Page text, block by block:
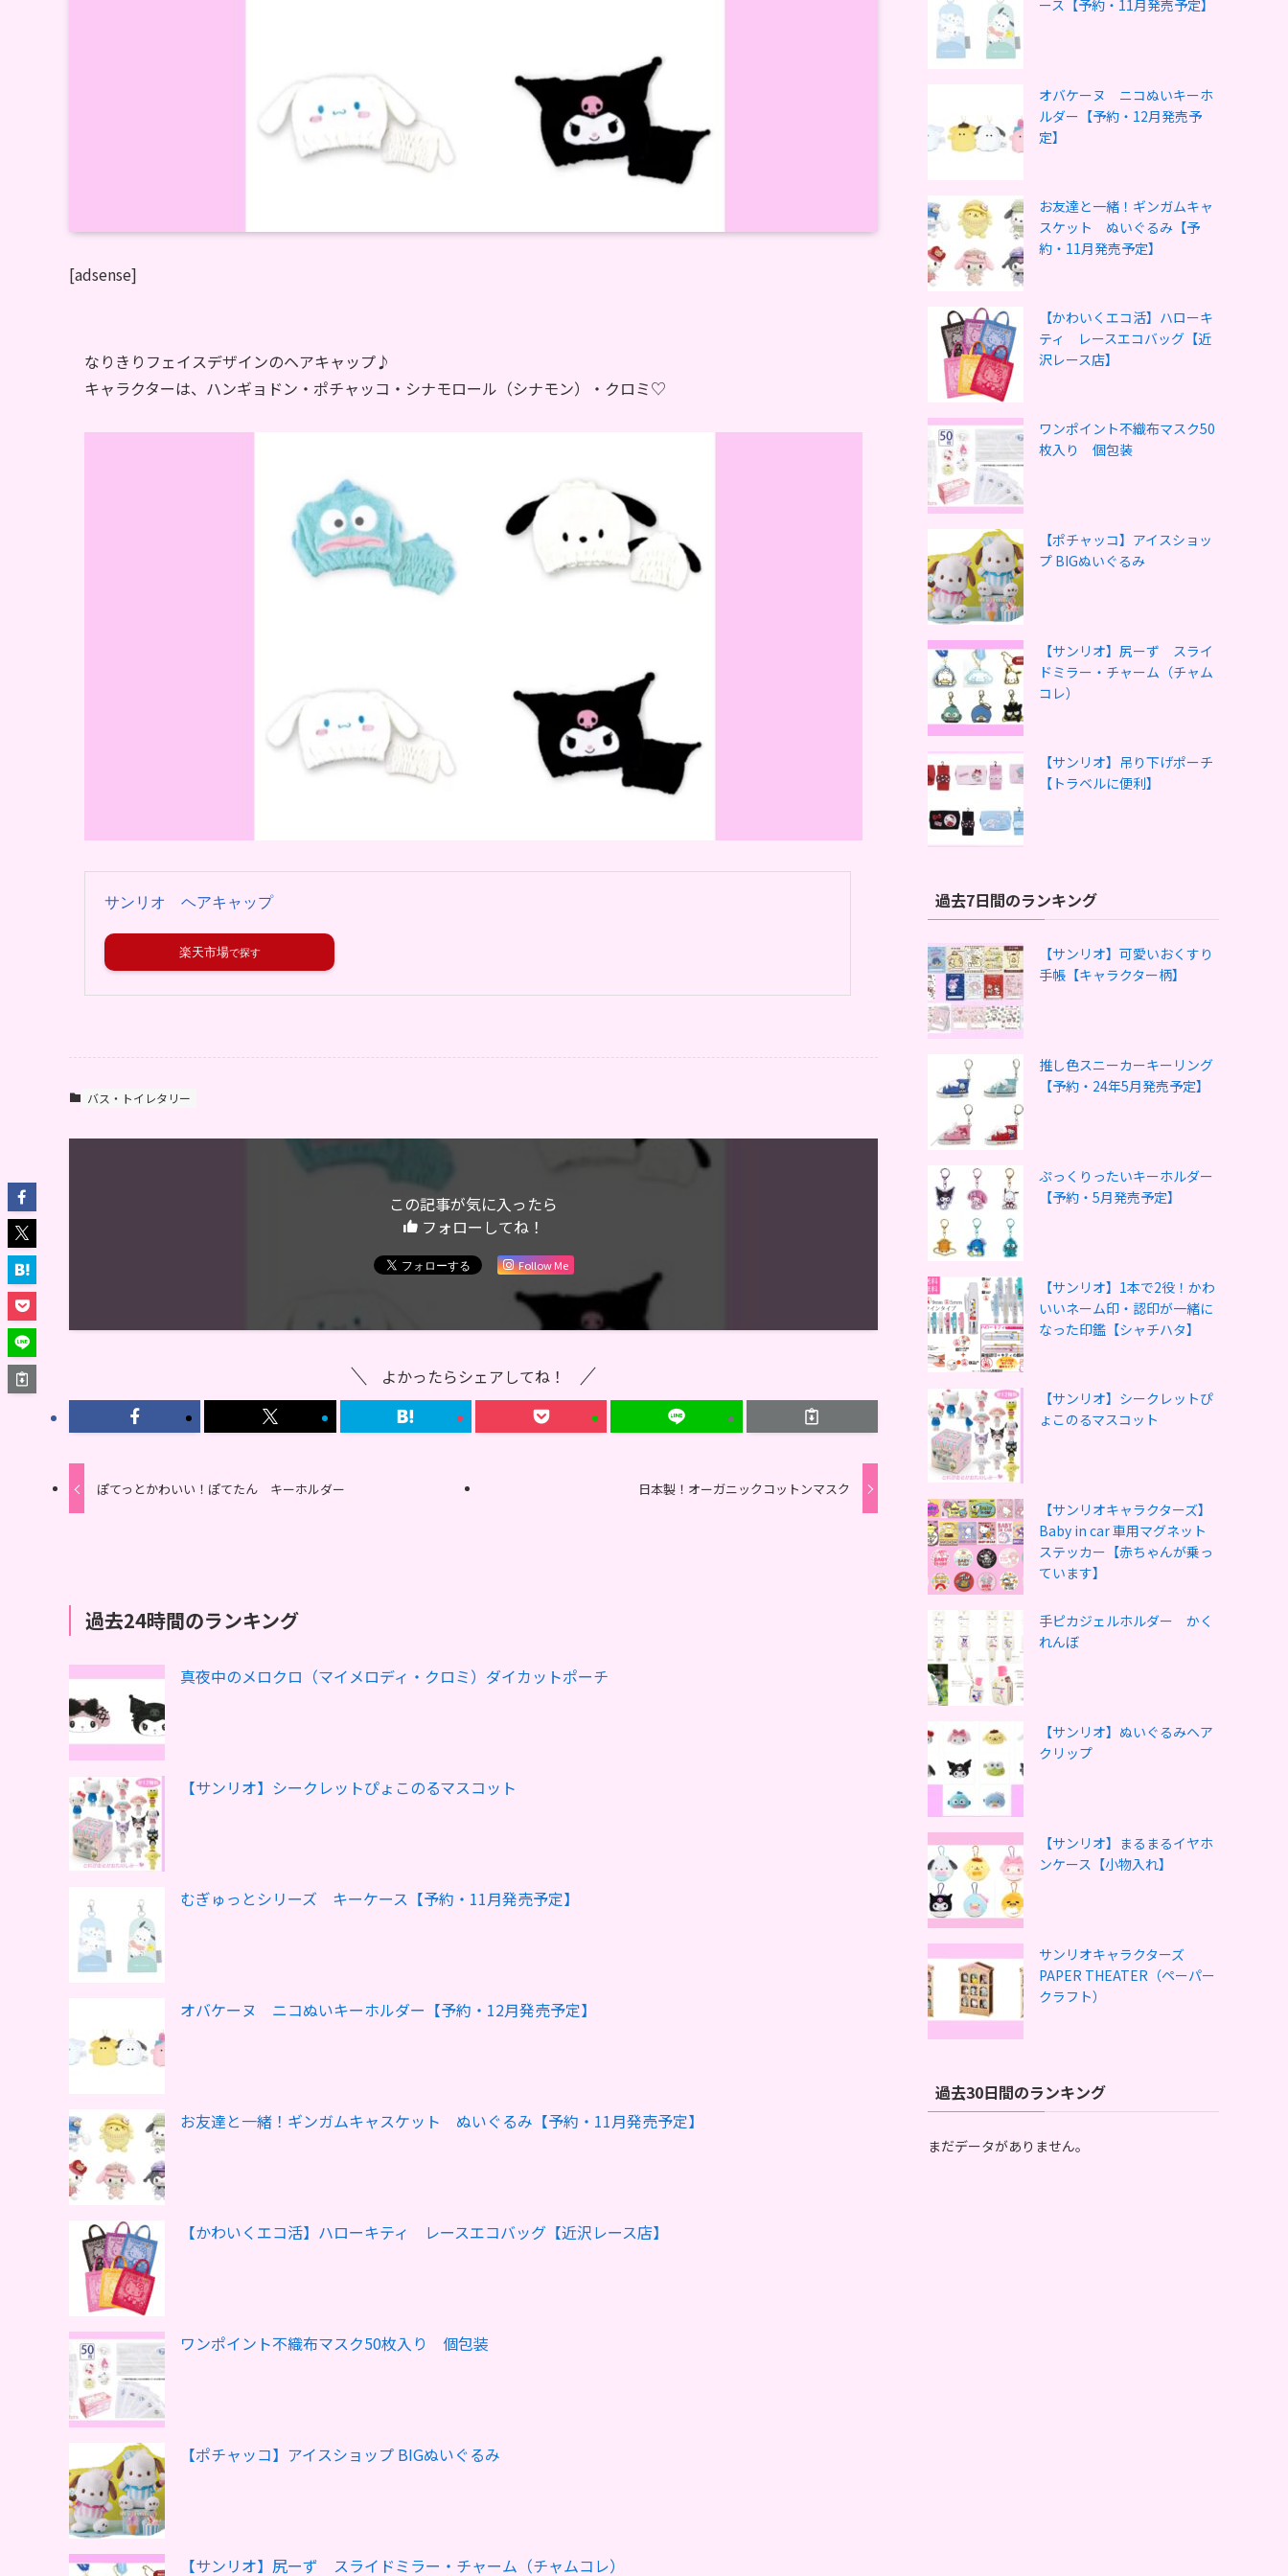
[adsense]
なりきりフェイスデザインのヘアキャップ♪
キャラクターは、ハンギョドン・ポチャッコ・シナモロール（シナモン）・クロミ♡
サンリオ ヘアキャップ
楽天市場
バス・トイレタリー
この記事が気に入ったら
フォローしてね！
Follow Me
よかったらシェアしてね！
ぽてっとかわいい！ぽてたん キーホルダー 日本製！オーガニックコットンマスク
過去24時間のランキング
真夜中のメロクロ（マイメロディ・クロミ）ダイカットポーチ
【サンリオ】シークレットぴょこのるマスコット
むぎゅっとシリーズ キーケース【予約・11月発売予定】
オバケーヌ ニコぬいキーホルダー【予約・12月発売予定】
お友達と一緒！ギンガムキャスケット ぬいぐるみ【予約・11月発売予定】
【かわいくエコ活】ハローキティ レースエコバッグ【近沢レース店】
ワンポイント不織布マスク50枚入り 個包装
【ポチャッコ】アイスショップ BIGぬいぐるみ
【サンリオ】尻ーず スライドミラー・チャーム（チャムコレ）
ース【予約・11月発売予定】
オバケーヌ ニコぬいキーホ
ルダー【予約・12月発売予
定】
お友達と一緒！ギンガムキャ
スケット ぬいぐるみ【予
約・11月発売予定】
【かわいくエコ活】ハローキ
ティ レースエコバッグ【近
沢レース店】
ワンポイント不織布マスク50
枚入り 個包装
【ポチャッコ】アイスショッ
プ BIGぬいぐるみ
【サンリオ】尻ーず スライ
ドミラー・チャーム（チャム
コレ）
【サンリオ】吊り下げポーチ
【トラベルに便利】
過去7日間のランキング
【サンリオ】可愛いおくすり
手帳【キャラクター柄】
推し色スニーカーキーリング
【予約・24年5月発売予定】
ぷっくりったいキーホルダー
【予約・5月発売予定】
【サンリオ】1本で2役！かわ
いいネーム印・認印が一緒に
なった印鑑【シャチハタ】
【サンリオ】シークレットぴ
ょこのるマスコット
【サンリオキャラクターズ】
Baby in car 車用マグネット
ステッカー【赤ちゃんが乗っ
ています】
手ピカジェルホルダー かく
れんぼ
【サンリオ】ぬいぐるみヘア
クリップ
【サンリオ】まるまるイヤホ
ンケース【小物入れ】
サンリオキャラクターズ
PAPER THEATER（ペーパー
クラフト）
過去30日間のランキング
まだデータがありません。